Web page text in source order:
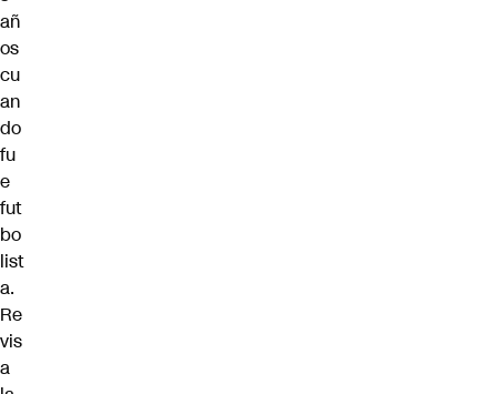
añ
os
cu
an
do
fu
e
fut
bo
list
a.
Re
vis
a